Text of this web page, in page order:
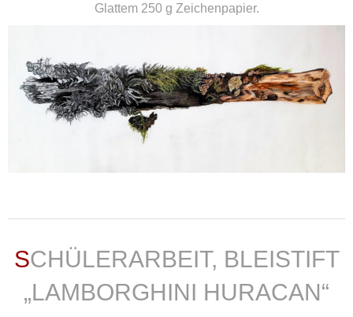
Glattem 250 g Zeichenpapier.
SCHÜLERARBEIT, BLEISTIFT
„LAMBORGHINI HURACAN“